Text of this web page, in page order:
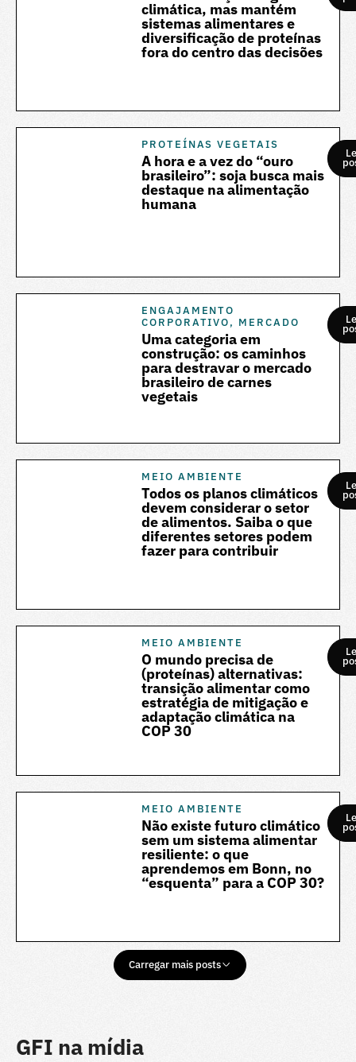
climática, mas mantém
sistemas alimentares e
diversificação de proteínas
fora do centro das decisões
PROTEÍNAS VEGETAIS
A hora e a vez do “ouro
brasileiro”: soja busca mais
destaque na alimentação
humana
ENGAJAMENTO
CORPORATIVO, MERCADO
Uma categoria em
construção: os caminhos
para destravar o mercado
brasileiro de carnes
vegetais
MEIO AMBIENTE
Todos os planos climáticos
devem considerar o setor
de alimentos. Saiba o que
diferentes setores podem
fazer para contribuir
MEIO AMBIENTE
O mundo precisa de
(proteínas) alternativas:
transição alimentar como
estratégia de mitigação e
adaptação climática na
COP 30
MEIO AMBIENTE
Não existe futuro climático
sem um sistema alimentar
resiliente: o que
aprendemos em Bonn, no
“esquenta” para a COP 30?
Carregar mais posts
GFI na mídia